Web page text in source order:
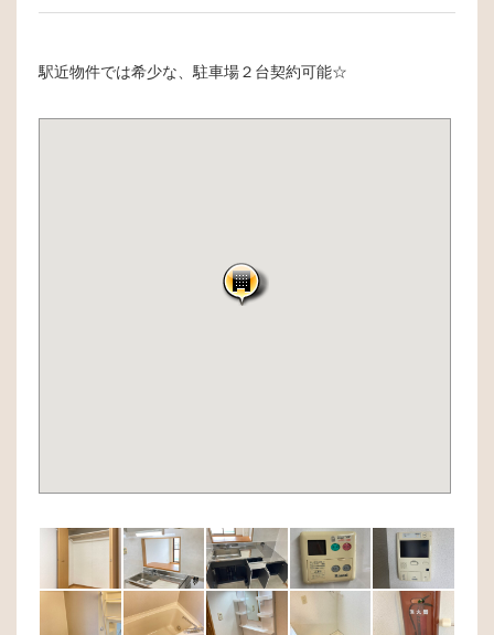
駅近物件では希少な、駐車場２台契約可能☆